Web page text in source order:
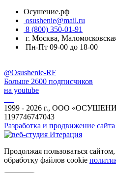
Осушение.рф
osushenie@mail.ru
8 (800) 350-01-91
г. Москва,
Пн-Пт 09-00 до 18-00
@Osushenie-RF
Больше 2600 подписчиков
на youtube
1999 - 2026 г., ООО
1197746747043
Разработка и продвижение сайта
Продолжая пользоваться
обработку файлов cookie